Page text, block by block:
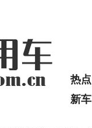
热点
新车